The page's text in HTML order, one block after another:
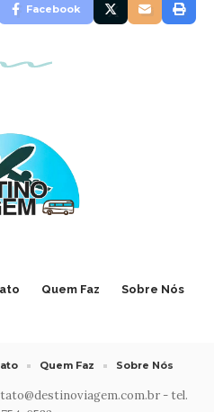
Facebook
Quem Faz Sobre Nós
- tel.
Quem Faz Sobre Nós